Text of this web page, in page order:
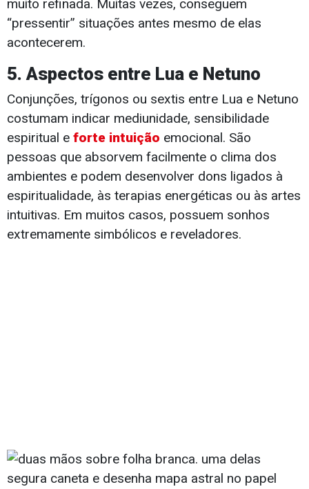
muito refinada. Muitas vezes, conseguem
“pressentir” situações antes mesmo de elas
acontecerem.
5. Aspectos entre Lua e Netuno
Conjunções, trígonos ou sextis entre Lua e Netuno
costumam indicar mediunidade, sensibilidade
espiritual e forte intuição emocional. São
pessoas que absorvem facilmente o clima dos
ambientes e podem desenvolver dons ligados à
espiritualidade, às terapias energéticas ou às artes
intuitivas. Em muitos casos, possuem sonhos
extremamente simbólicos e reveladores.